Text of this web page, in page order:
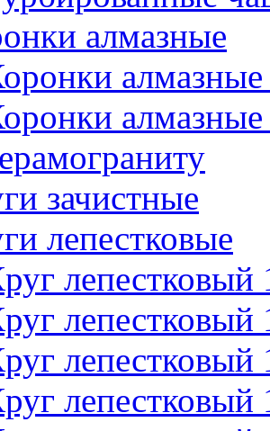
алмазные
зачистные
лепестковые